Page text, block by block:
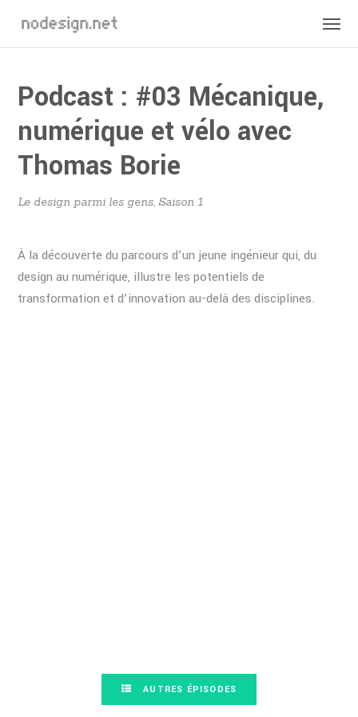
Podcast : #03 Mécanique,
numérique et vélo avec
Thomas Borie
Le design parmi les gens, Saison 1
À la découverte du parcours d’un jeune ingénieur qui, du
design au numérique, illustre les potentiels de
transformation et d’innovation au-delà des disciplines.
AUTRES ÉPISODES